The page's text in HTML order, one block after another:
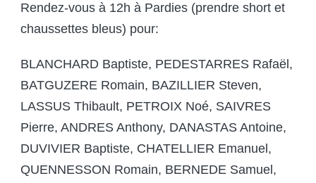
Rendez-vous à 12h à Pardies (prendre short et
chaussettes bleus) pour:
BLANCHARD Baptiste, PEDESTARRES Rafaël,
BATGUZERE Romain, BAZILLIER Steven,
LASSUS Thibault, PETROIX Noé, SAIVRES
Pierre, ANDRES Anthony, DANASTAS Antoine,
DUVIVIER Baptiste, CHATELLIER Emanuel,
QUENNESSON Romain, BERNEDE Samuel,